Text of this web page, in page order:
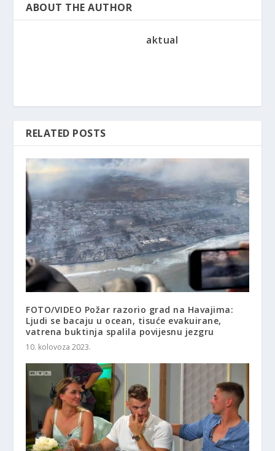
ABOUT THE AUTHOR
aktual
RELATED POSTS
FOTO/VIDEO Požar razorio grad na Havajima:
Ljudi se bacaju u ocean, tisuće evakuirane,
vatrena buktinja spalila povijesnu jezgru
10. kolovoza 2023.